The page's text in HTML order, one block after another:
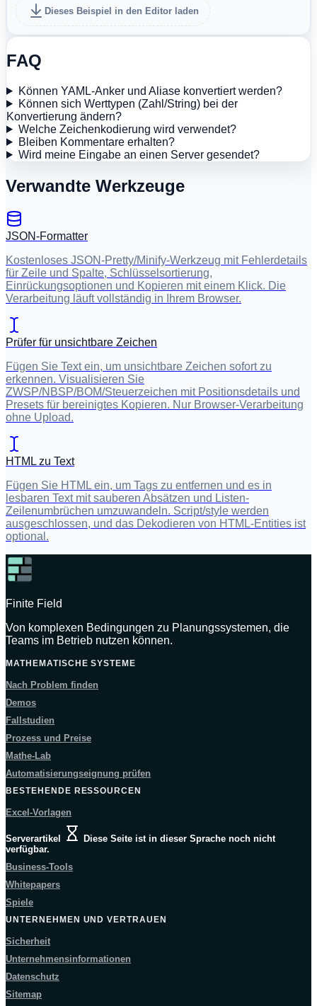
Dieses Beispiel in den Editor laden
FAQ
Können YAML-Anker und Aliase konvertiert werden?
Können sich Werttypen (Zahl/String) bei der
Konvertierung ändern?
Welche Zeichenkodierung wird verwendet?
Bleiben Kommentare erhalten?
Wird meine Eingabe an einen Server gesendet?
Verwandte Werkzeuge
JSON-Formatter
Kostenloses JSON-Pretty/Minify-Werkzeug mit Fehlerdetails
für Zeile und Spalte, Schlüsselsortierung,
Einrückungsoptionen und Kopieren mit einem Klick. Die
Verarbeitung läuft vollständig in Ihrem Browser.
Prüfer für unsichtbare Zeichen
Fügen Sie Text ein, um unsichtbare Zeichen sofort zu
erkennen. Visualisieren Sie
ZWSP/NBSP/BOM/Steuerzeichen mit Positionsdetails und
Presets für bereinigtes Kopieren. Nur Browser-Verarbeitung
ohne Upload.
HTML zu Text
Fügen Sie HTML ein, um Tags zu entfernen und es in
lesbaren Text mit sauberen Absätzen und Listen-
Zeilenumbrüchen umzuwandeln. Script/style werden
ausgeschlossen, und das Dekodieren von HTML-Entities ist
optional.
Finite Field
Von komplexen Bedingungen zu Planungssystemen, die
Teams im Betrieb nutzen können.
MATHEMATISCHE SYSTEME
Nach Problem finden
Demos
Fallstudien
Prozess und Preise
Mathe-Lab
Automatisierungseignung prüfen
BESTEHENDE RESSOURCEN
Excel-Vorlagen
Serverartikel
Diese Seite ist in dieser Sprache noch nicht
verfügbar.
Business-Tools
Whitepapers
Spiele
UNTERNEHMEN UND VERTRAUEN
Sicherheit
Unternehmensinformationen
Datenschutz
Sitemap